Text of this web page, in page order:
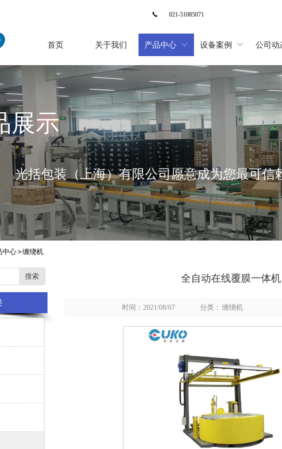
首页 关于我们 产品中心  设备案例  公司动
 021-51085071
全自动在线覆膜一体机
搜索
时间：2021/08/07 分类： 缠绕机
光括包装（上海）有限公司愿意成为您最可信
展示
中心>缠绕机